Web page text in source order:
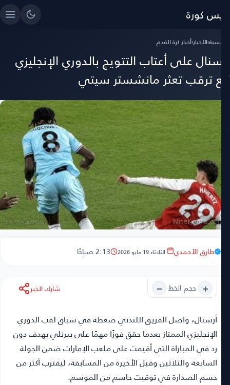
كورة
›الأخبار›أخبار كرة القدم
على أعتاب التتويج بالدوري الإنجليزي
ترقب تعثر مانشستر سيتي
طارق الأحمدي الثلاثاء 19 مايو 2026 2:13 صباحًا
+ حجم الخط − شارك الخبر
أرسنال، واصل الفريق اللندني ضغطه في سباق لقب الدوري
الإنجليزي الممتاز بعدما حقق فوزًا مهمًا على بيرنلي بهدف دون
رد في المباراة التي أقيمت على ملعب الإمارات ضمن الجولة
السابعة والثلاثين وقبل الأخيرة من المسابقة، ليقترب أكثر من
حسم الصدارة في توقيت حاسم من الموسم.